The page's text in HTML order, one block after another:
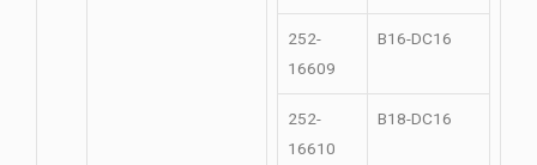
252-
16609
B16-DC16
252-
16610
B18-DC16